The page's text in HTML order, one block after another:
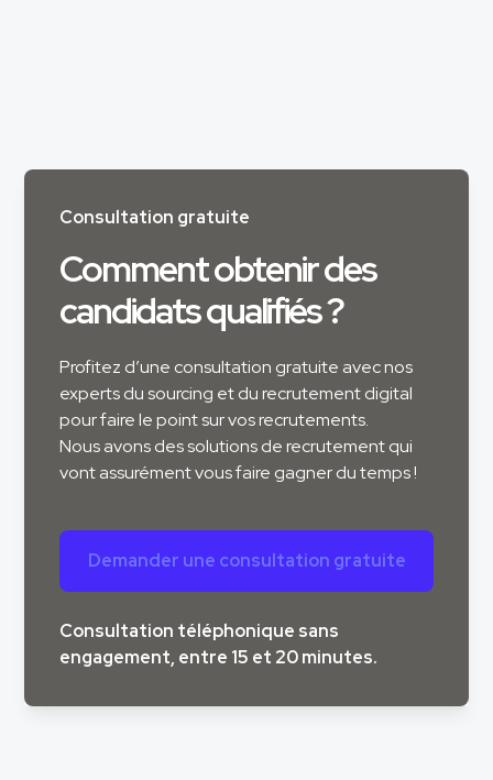
Consultation gratuite
Comment obtenir des
candidats qualifiés ?
Profitez d’une consultation gratuite avec nos
experts du sourcing et du recrutement digital
pour faire le point sur vos recrutements.
Nous avons des solutions de recrutement qui
vont assurément vous faire gagner du temps !
Demander une consultation gratuite
Consultation téléphonique sans
engagement, entre 15 et 20 minutes.